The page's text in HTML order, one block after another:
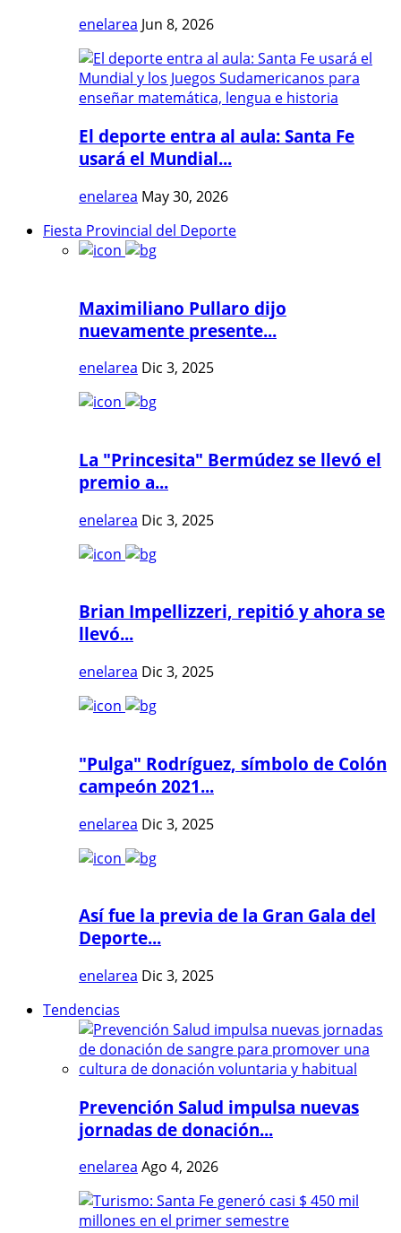
enelarea Jun 8, 2026
El deporte entra al aula: Santa Fe
usará el Mundial...
enelarea May 30, 2026
Fiesta Provincial del Deporte
Maximiliano Pullaro dijo
nuevamente presente...
enelarea Dic 3, 2025
La "Princesita" Bermúdez se llevó el
premio a...
enelarea Dic 3, 2025
Brian Impellizzeri, repitió y ahora se
llevó...
enelarea Dic 3, 2025
"Pulga" Rodríguez, símbolo de Colón
campeón 2021...
enelarea Dic 3, 2025
Así fue la previa de la Gran Gala del
Deporte...
enelarea Dic 3, 2025
Tendencias
Prevención Salud impulsa nuevas
jornadas de donación...
enelarea Ago 4, 2026